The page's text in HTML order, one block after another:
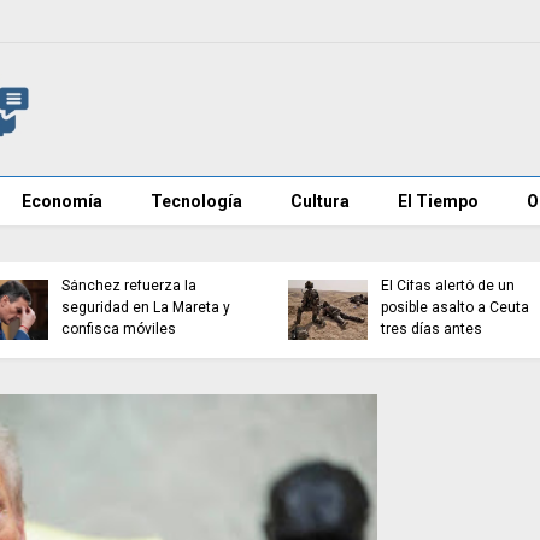
Economía Tecnología Cultura El Tiempo
Aíslan en Galicia a un
turista tras dar positivo
por hantavirus
culpar públicamente a
Marruecos por la crisis
migratoria de Ceuta